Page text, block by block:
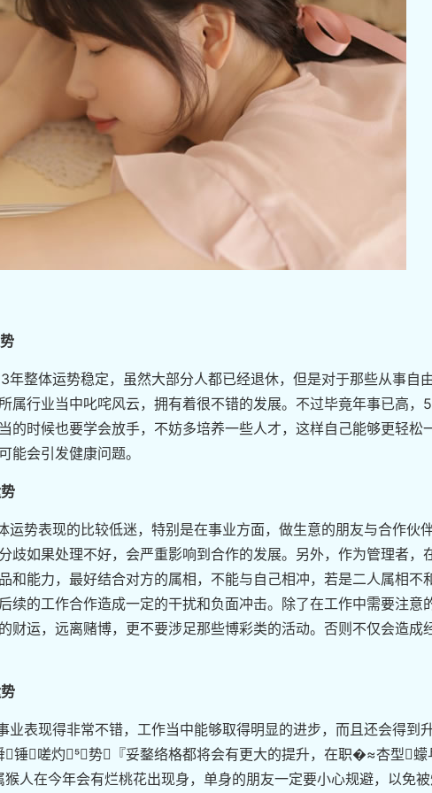
整体运势稳定，虽然大部分人都已经退休，但是对于那些从事自
属行业当中叱咤风云，拥有着很不错的发展。不过毕竟年事已高，
的时候也要学会放手，不妨多培养一些人才，这样自己能够更轻松
能会引发健康问题。
势表现的比较低迷，特别是在事业方面，做生意的朋友与合作伙
歧如果处理不好，会严重影响到合作的发展。另外，作为管理者，
和能力，最好结合对方的属相，不能与自己相冲，若是二人属相不
续的工作合作造成一定的干扰和负面冲击。除了在工作中需要注意
财运，远离赌博，更不要涉足那些博彩类的活动。否则不仅会造成
表现得非常不错，工作当中能够取得明显的进步，而且还会得到
锤嗟灼势『妥鍪络格都将会有更大的提升，在职�≈杏型蠓
人在今年会有烂桃花出现身，单身的朋友一定要小心规避，以免